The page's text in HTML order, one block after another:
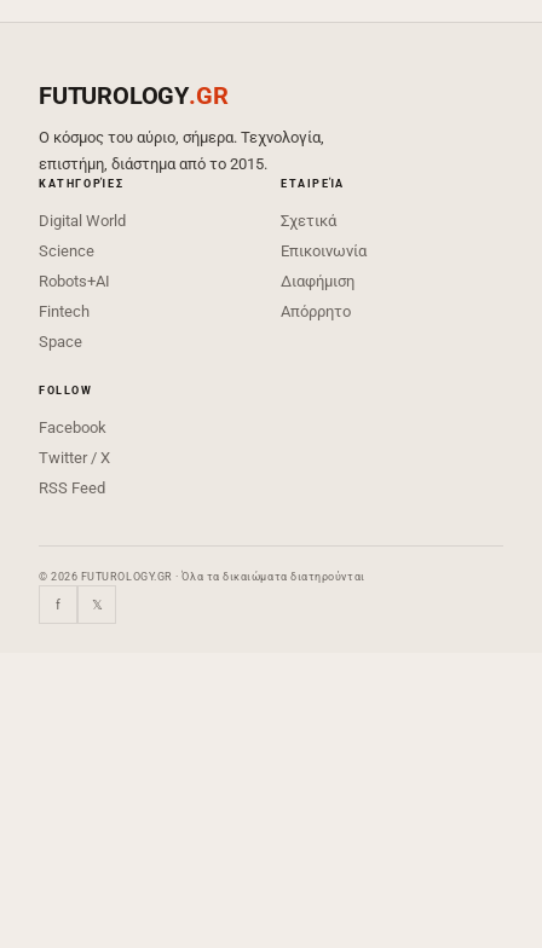
FUTUROLOGY.GR
Ο κόσμος του αύριο, σήμερα. Τεχνολογία,
επιστήμη, διάστημα από το 2015.
ΚΑΤΗΓΟΡΊΕΣ
Digital World
Science
Robots+AI
Fintech
Space
ΕΤΑΙΡΕΊΑ
Σχετικά
Επικοινωνία
Διαφήμιση
Απόρρητο
FOLLOW
Facebook
Twitter / X
RSS Feed
© 2026 FUTUROLOGY.GR · Όλα τα δικαιώματα διατηρούνται
f 𝕏